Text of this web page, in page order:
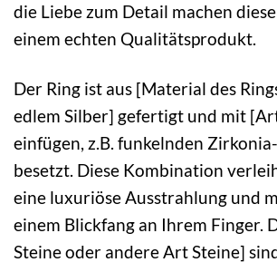
die Liebe zum Detail machen
einem echten Qualitätsprodukt.
Der Ring ist aus [Material des
edlem Silber] gefertigt und mit
einfügen, z.B. funkelnden
besetzt. Diese Kombination
eine luxuriöse Ausstrahlung und
einem Blickfang an Ihrem Finger.
Steine oder andere Art Steine]